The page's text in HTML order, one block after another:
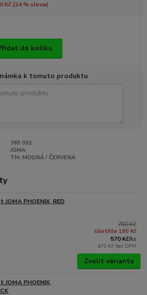
Kč (24% sleva)
do košíku
k tomuto produktu
765 001
JOMA
TM. MODRÁ / ČERVENÁ
PHOENIX, RED
750 Kč
Ušetříte 180 Kč
570 Kč/ks
471 Kč bez DPH
Zvolit variantu
PHOENIX,